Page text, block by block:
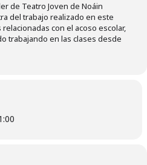
de Teatro Joven de Noáin
del trabajo realizado en este
con el acoso escolar,
trabajando en las clases desde